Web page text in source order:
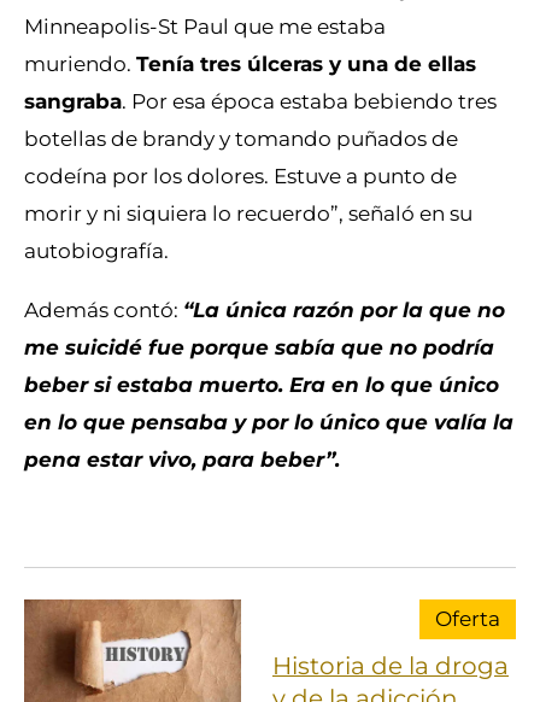
Minneapolis-St Paul que me estaba
muriendo. Tenía tres úlceras y una de ellas
sangraba. Por esa época estaba bebiendo tres
botellas de brandy y tomando puñados de
codeína por los dolores. Estuve a punto de
morir y ni siquiera lo recuerdo”, señaló en su
autobiografía.
Además contó: “La única razón por la que no
me suicidé fue porque sabía que no podría
beber si estaba muerto. Era en lo que único
en lo que pensaba y por lo único que valía la
pena estar vivo, para beber”.
Oferta
Historia de la droga